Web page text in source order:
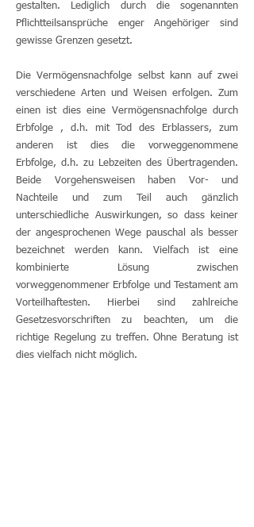
gestalten. Lediglich durch die sogenannten
Pflichtteilsansprüche enger Angehöriger sind
gewisse Grenzen gesetzt.
Die Vermögensnachfolge selbst kann auf zwei
verschiedene Arten und Weisen erfolgen. Zum
einen ist dies eine Vermögensnachfolge durch
Erbfolge , d.h. mit Tod des Erblassers, zum
anderen ist dies die vorweggenommene
Erbfolge, d.h. zu Lebzeiten des Übertragenden.
Beide Vorgehensweisen haben Vor- und
Nachteile und zum Teil auch gänzlich
unterschiedliche Auswirkungen, so dass keiner
der angesprochenen Wege pauschal als besser
bezeichnet werden kann. Vielfach ist eine
kombinierte Lösung zwischen
vorweggenommener Erbfolge und Testament am
Vorteilhaftesten. Hierbei sind zahlreiche
Gesetzesvorschriften zu beachten, um die
richtige Regelung zu treffen. Ohne Beratung ist
dies vielfach nicht möglich.